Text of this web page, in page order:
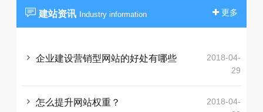
建站资讯 Industry information 更多
企业建设营销型网站的好处有哪些
2018-04-
29
怎么提升网站权重？
2018-04-